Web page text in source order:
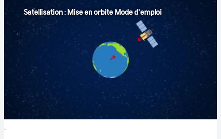
Satellisation : Mise en orbite Mode d'emploi